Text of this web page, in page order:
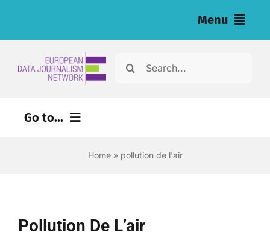
Menu
Ressources pour les journalistes (eng)
Search
Go to...
Home» pollution de l'air
Pollution De L’air